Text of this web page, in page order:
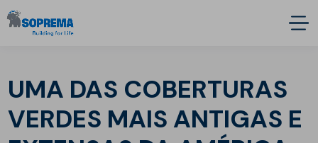
UMA DAS COBERTURAS
VERDES MAIS ANTIGAS E